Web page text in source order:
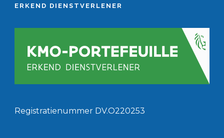
ERKEND DIENSTVERLENER
Registratienummer DV.O220253